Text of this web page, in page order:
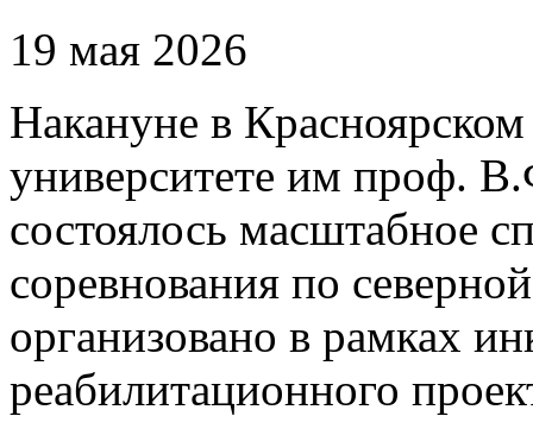
19 мая 2026
Накануне в
университете им проф.
состоялось масштабное
соревнования по
организовано в рамках
реабилитационного